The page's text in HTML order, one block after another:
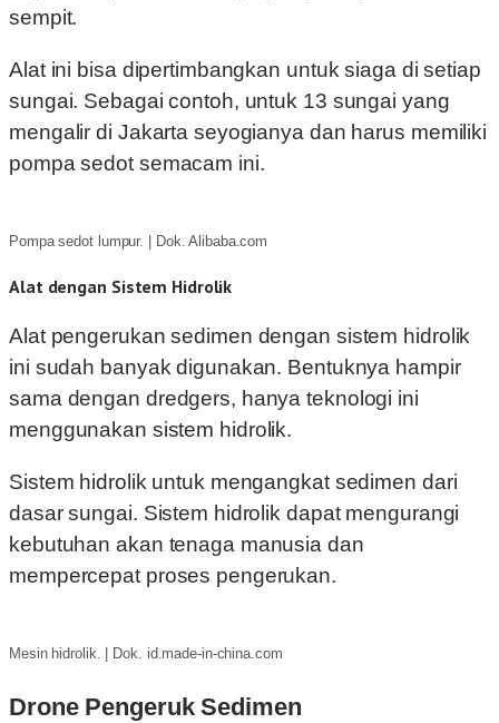
sempit.
Alat ini bisa dipertimbangkan untuk siaga di setiap
sungai. Sebagai contoh, untuk 13 sungai yang
mengalir di Jakarta seyogianya dan harus memiliki
pompa sedot semacam ini.
Pompa sedot lumpur. | Dok. Alibaba.com
Alat dengan Sistem Hidrolik
Alat pengerukan sedimen dengan sistem hidrolik
ini sudah banyak digunakan. Bentuknya hampir
sama dengan dredgers, hanya teknologi ini
menggunakan sistem hidrolik.
Sistem hidrolik untuk mengangkat sedimen dari
dasar sungai. Sistem hidrolik dapat mengurangi
kebutuhan akan tenaga manusia dan
mempercepat proses pengerukan.
Mesin hidrolik. | Dok. id.made-in-china.com
Drone Pengeruk Sedimen